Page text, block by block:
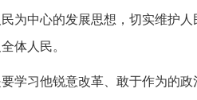
为中心的发展思想，切实维护
体人民。
学习他锐意改革、敢于作为的